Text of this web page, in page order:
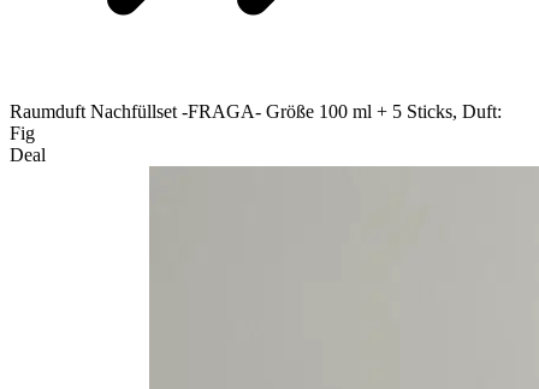
Raumduft Nachfüllset -FRAGA- Größe 100 ml + 5 Sticks, Duft:
Fig
Deal